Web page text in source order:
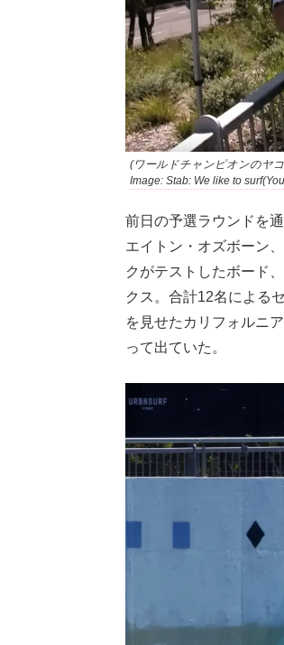
(ワールドチャンピオンのヤ
Image: Stab: We like to
前日の予選ラウンドを
エイトン・オズボーン
クがテストしたボード
クス。合計12名による
を見せたカリフォルニ
って出ていた。